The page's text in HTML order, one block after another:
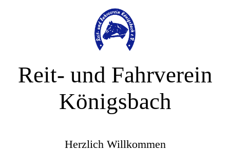
Reit- und Fahrverein
Königsbach
Herzlich Willkommen